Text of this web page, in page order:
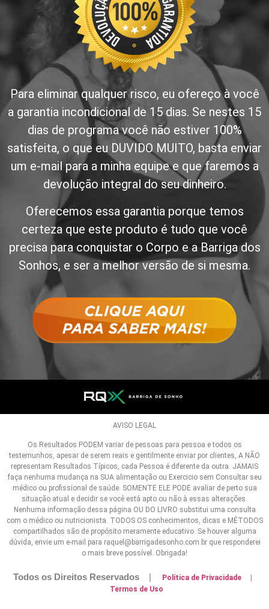
Para eliminar qualquer risco, eu ofereço à você
a garantia incondicional de 15 dias. Se nestes 15
dias de programa você não estiver 100%
satisfeita, o que eu DUVIDO MUITO, basta enviar
um e-mail para a minha equipe e que faremos a
devolução integral do seu dinheiro.
Oferecemos essa garantia porque temos
certeza que este produto é tudo que você
precisa para conquistar o Corpo e a Barriga dos
Sonhos, e ser a melhor versão de si mesma.
AVISO LEGAL
Os Resultados PODEM variar de pessoas para pessoa e todos os
testemunhos, apesar de serem reais e gentilmente enviar por clientes, A NÃO
representam Resultados Típicos, cada Pessoa é diferente da outra. JAMAIS
faça nenhuma mudança na SUA alimentação ou Exercicio sem Consultar seu
médico ou profissional de saúde. SOMENTE ELE PODE avaliar de perto sua
situação atual e decidir se você está apto ou não à essas alterações.
Nenhuma informação dessa página OU DO LIVRO substitui uma consulta
com o médico ou nutricionista. TODOS OS conhecimentos, dicas e MÉTODOS
compartilhados são de propósito meramente educativo. Se houver alguma
dúvida, envie um e-mail para raquel@barrigadesonho.com.br que responderei
o mais breve possível. Obrigada!
Todos os Direitos Reservados | Política de Privacidade
Termos de Uso